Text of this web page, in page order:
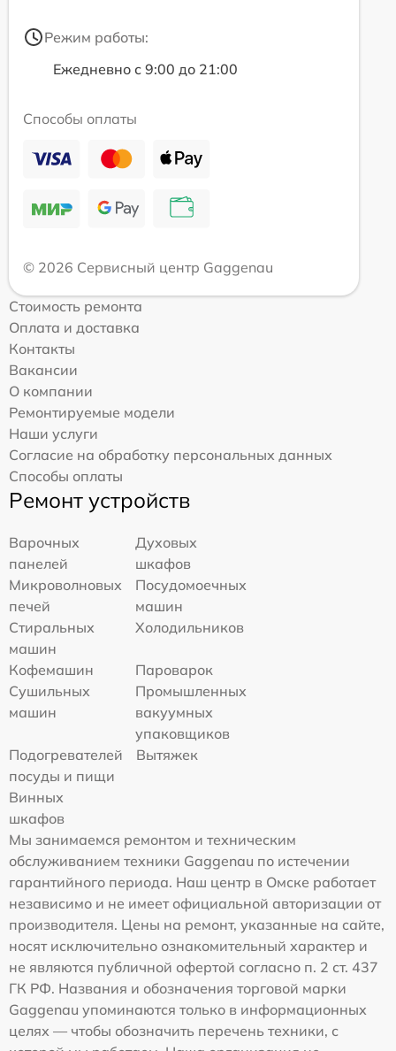
Режим работы:
Ежедневно с 9:00 до 21:00
Способы оплаты
© 2026 Сервисный центр Gaggenau
Стоимость ремонта
Оплата и доставка
Контакты
Вакансии
О компании
Ремонтируемые модели
Наши услуги
Согласие на обработку персональных данных
Способы оплаты
Ремонт устройств
Варочных
панелей
Духовых
шкафов
Микроволновых
печей
Посудомоечных
машин
Стиральных
машин
Холодильников
Кофемашин
Пароварок
Сушильных
машин
Промышленных
вакуумных
упаковщиков
Подогревателей
посуды и пищи
Вытяжек
Винных
шкафов
Мы занимаемся ремонтом и техническим
обслуживанием техники Gaggenau по истечении
гарантийного периода. Наш центр в Омске работает
независимо и не имеет официальной авторизации от
производителя. Цены на ремонт, указанные на сайте,
носят исключительно ознакомительный характер и
не являются публичной офертой согласно п. 2 ст. 437
ГК РФ. Названия и обозначения торговой марки
Gaggenau упоминаются только в информационных
целях — чтобы обозначить перечень техники, с